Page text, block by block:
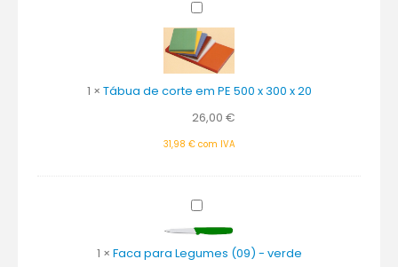
Tábua
de
corte
em
500
x
x
1 × Tábua de corte em PE 500 x 300 x 20
26,00 €
31,98 €com IVA
Faca
para
Legumes
(09)
1 × Faca para Legumes (09) - verde